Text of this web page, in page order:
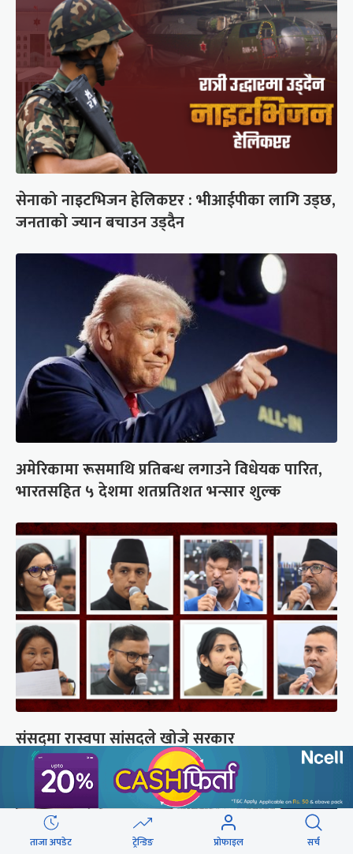
सेनाको नाइटभिजन हेलिकप्टर : भीआईपीका लागि उड्छ,
जनताको ज्यान बचाउन उड्दैन
अमेरिकामा रूसमाथि प्रतिबन्ध लगाउने विधेयक पारित,
भारतसहित ५ देशमा शतप्रतिशत भन्सार शुल्क
संसद्‍मा रास्वपा सांसदले खोजे सरकार
ताजा अपडेट ट्रेन्डिङ प्रोफाइल सर्च